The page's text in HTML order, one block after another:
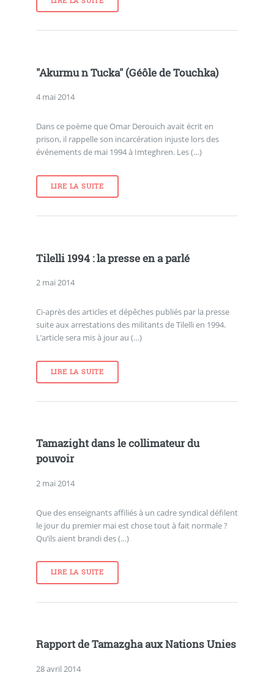
"Akurmu n Tucka" (Géôle de Touchka)
4 mai 2014
Dans ce poème que Omar Derouich avait écrit en
prison, il rappelle son incarcération injuste lors des
événements de mai 1994 à Imteghren. Les (…)
LIRE LA SUITE
Tilelli 1994 : la presse en a parlé
2 mai 2014
Ci-après des articles et dépêches publiés par la presse
suite aux arrestations des militants de Tilelli en 1994.
L’article sera mis à jour au (…)
LIRE LA SUITE
Tamazight dans le collimateur du
pouvoir
2 mai 2014
Que des enseignants affiliés à un cadre syndical défilent
le jour du premier mai est chose tout à fait normale ?
Qu’ils aient brandi des (…)
LIRE LA SUITE
Rapport de Tamazgha aux Nations Unies
28 avril 2014